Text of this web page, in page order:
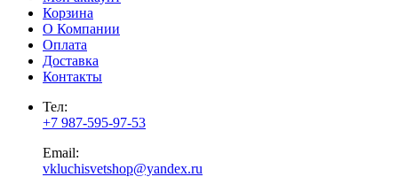
Корзина
О Компании
Оплата
Доставка
Контакты
Тел:
+7 987-595-97-53
Email:
vkluchisvetshop@yandex.ru